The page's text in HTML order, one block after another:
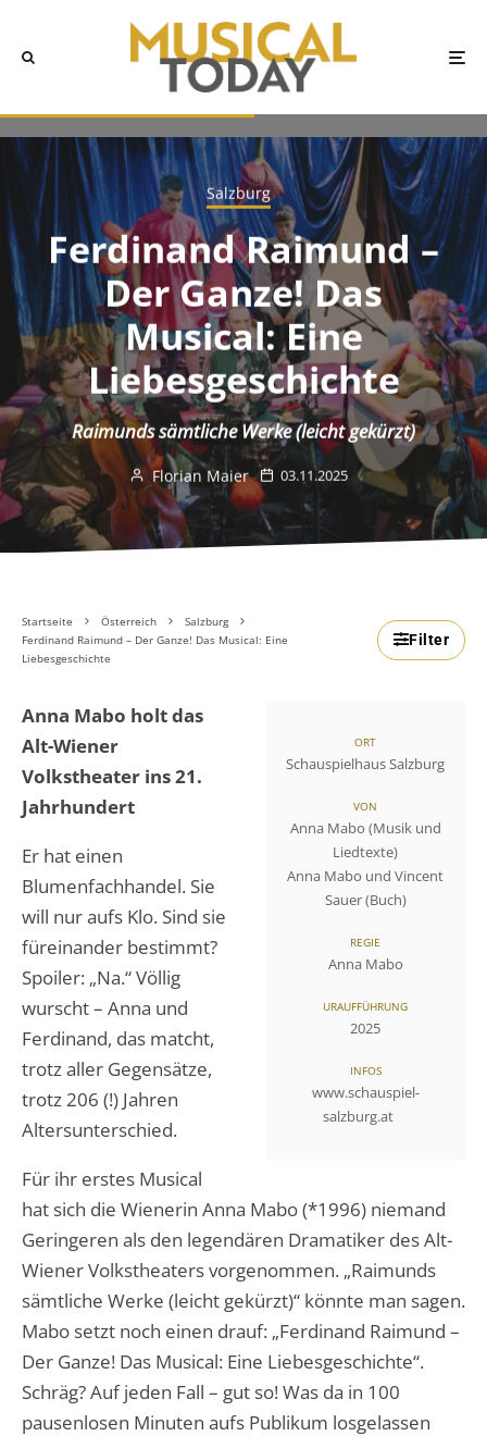
Salzburg
Ferdinand Raimund –
Der Ganze! Das
Musical: Eine
Liebesgeschichte
Raimunds sämtliche Werke (leicht gekürzt)
Florian Maier 03.11.2025
Startseite Österreich
Salzburg
Ferdinand Raimund – Der Ganze! Das Musical: Eine
Liebesgeschichte
Filter
ORT
Schauspielhaus Salzburg
VON
Anna Mabo (Musik und
Liedtexte)
Anna Mabo und Vincent
Sauer (Buch)
REGIE
Anna Mabo
URAUFFÜHRUNG
2025
INFOS
www.schauspiel-
salzburg.at
Anna Mabo holt das
Alt-Wiener
Volkstheater ins 21.
Jahrhundert
Er hat einen
Blumenfachhandel. Sie
will nur aufs Klo. Sind sie
füreinander bestimmt?
Spoiler: „Na.“ Völlig
wurscht – Anna und
Ferdinand, das matcht,
trotz aller Gegensätze,
trotz 206 (!) Jahren
Altersunterschied.
Für ihr erstes Musical
hat sich die Wienerin Anna Mabo (*1996) niemand
Geringeren als den legendären Dramatiker des Alt-
Wiener Volkstheaters vorgenommen. „Raimunds
sämtliche Werke (leicht gekürzt)“ könnte man sagen.
Mabo setzt noch einen drauf: „Ferdinand Raimund –
Der Ganze! Das Musical: Eine Liebesgeschichte“.
Schräg? Auf jeden Fall – gut so! Was da in 100
pausenlosen Minuten aufs Publikum losgelassen